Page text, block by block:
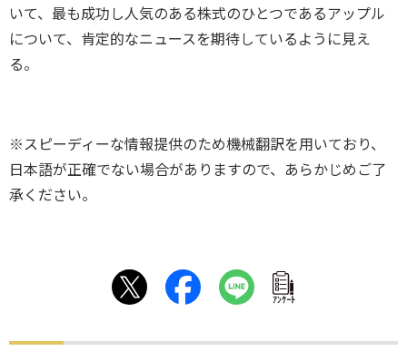
いて、最も成功し人気のある株式のひとつであるアップル
について、肯定的なニュースを期待しているように見え
る。
※スピーディーな情報提供のため機械翻訳を用いており、
日本語が正確でない場合がありますので、あらかじめご了
承ください。
ｱﾝｹｰﾄ